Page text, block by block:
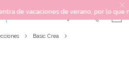
vacaciones de verano, por lo que
Basic Crea